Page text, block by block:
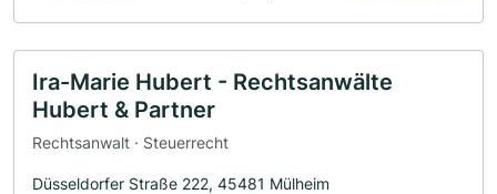
Ira-Marie Hubert - Rechtsanwälte
Hubert & Partner
Rechtsanwalt · Steuerrecht
Düsseldorfer Straße 222, 45481 Mülheim